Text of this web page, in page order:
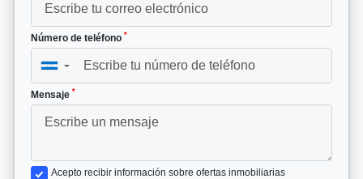
Número de teléfono *
▼
Mensaje *
Acepto recibir información sobre ofertas inmobiliarias